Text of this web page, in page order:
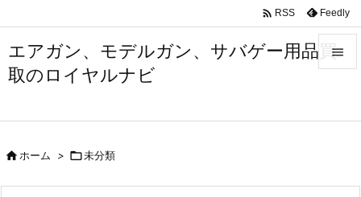
エアガン、モデルガン、サバゲー用品買
取のロイヤルナビ


前へ
 RSS Feedly
ホーム > 未分類